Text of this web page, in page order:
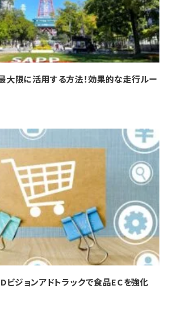
大限に活用する方法！効果的な走行ルー
ビジョンアドトラックで食品ECを強化